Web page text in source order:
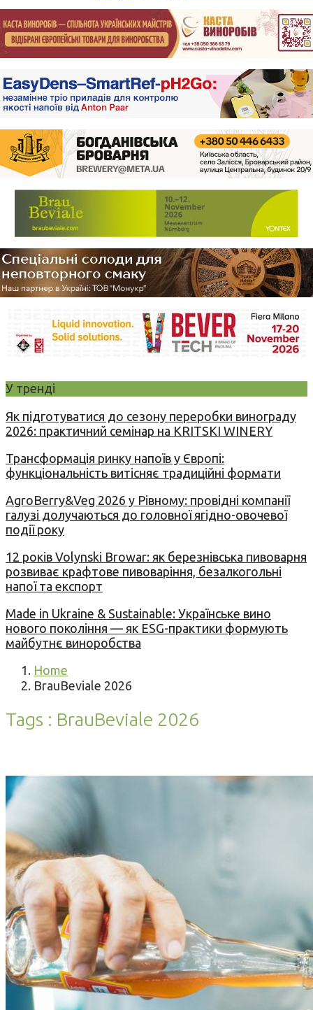
У тренді
Як підготуватися до сезону переробки винограду
2026: практичний семінар на KRITSKI WINERY
Трансформація ринку напоїв у Європі:
функціональність витісняє традиційні формати
AgroBerry&Veg 2026 у Рівному: провідні компанії
галузі долучаються до головної ягідно-овочевої
події року
12 років Volynski Browar: як березнівська пивоварня
розвиває крафтове пивоваріння, безалкогольні
напої та експорт
Made in Ukraine & Sustainable: Українське вино
нового покоління — як ESG-практики формують
майбутнє виноробства
Home
BrauBeviale 2026
Tags : BrauBeviale 2026